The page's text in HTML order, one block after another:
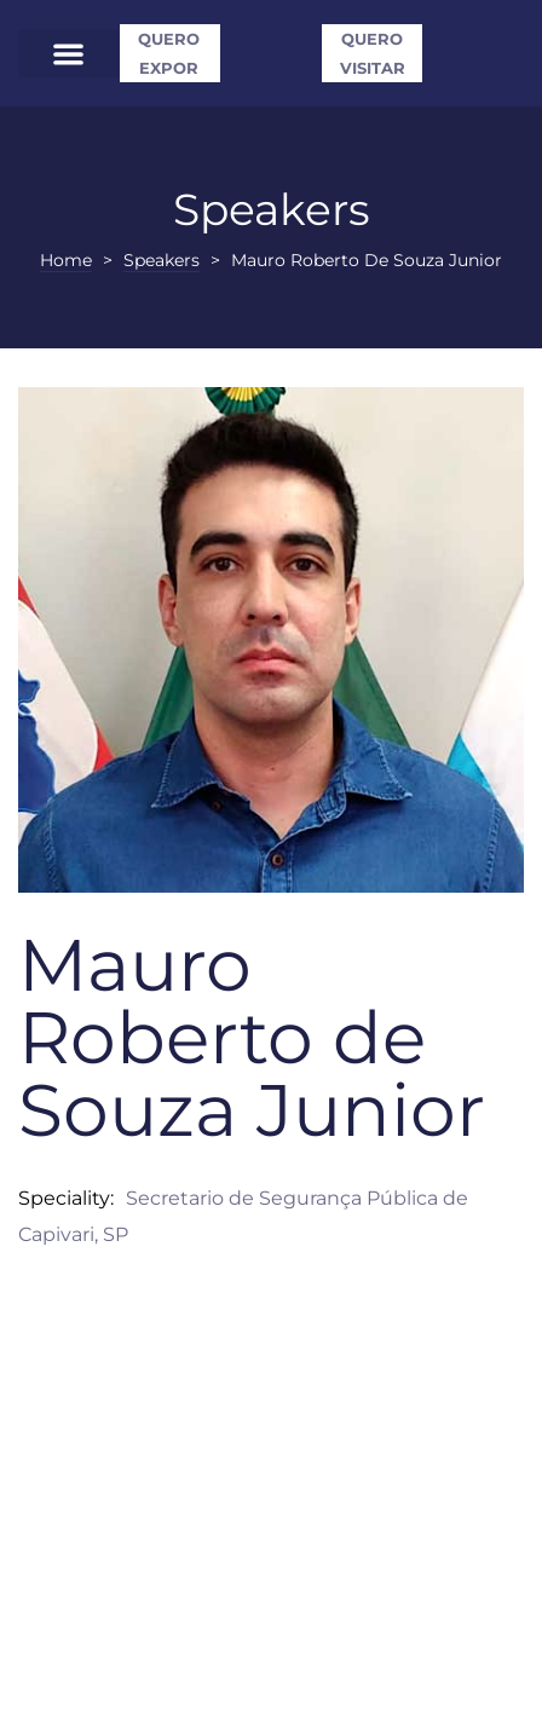
QUERO
EXPOR
QUERO
VISITAR
Speakers
Home > Speakers > Mauro Roberto De Souza Junior
Mauro
Roberto de
Souza Junior
Speciality
Secretario de Segurança Pública de
Capivari, SP